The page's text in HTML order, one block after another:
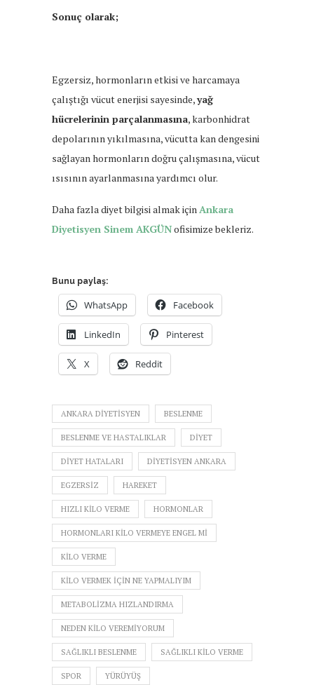
Sonuç olarak;
Egzersiz, hormonların etkisi ve harcamaya
çalıştığı vücut enerjisi sayesinde,yağ
hücrelerinin parçalanmasına, karbonhidrat
depolarının yıkılmasına, vücutta kan dengesini
sağlayan hormonların doğru çalışmasına, vücut
ısısının ayarlanmasına yardımcı olur.
Daha fazla diyet bilgisi almak içinAnkara
Diyetisyen Sinem AKGÜNofisimize bekleriz.
Bunu paylaş:
WhatsApp Facebook
LinkedIn Pinterest
X Reddit
ANKARA DIYETISYEN BESLENME
BESLENME VE HASTALIKLAR DIYET
DIYET HATALARI DIYETISYEN ANKARA
EGZERSIZ HAREKET
HIZLI KILO VERME HORMONLAR
HORMONLARI KILO VERMEYE ENGEL MI
KILO VERME
KILO VERMEK IÇIN NE YAPMALIYIM
METABOLIZMA HIZLANDIRMA
NEDEN KILO VEREMIYORUM
SAĞLIKLI BESLENME SAĞLIKLI KILO VERME
SPOR YÜRÜYÜŞ